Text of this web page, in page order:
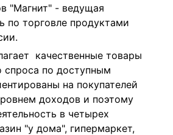
"Магнит" - ведущая
по торговле продуктами
качественные товары
спроса по доступным
на покупателей
доходов и поэтому
в четырех
"у дома", гипермаркет,